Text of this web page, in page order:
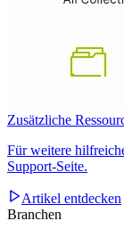
Zusätzliche
Für weitere
Support-Seite.
Artikel entdecken
Branchen